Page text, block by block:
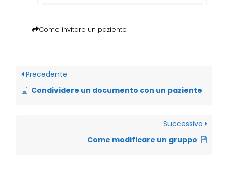
Come invitare un paziente
Precedente
Condividere un documento con un paziente
Successivo
Come modificare un gruppo